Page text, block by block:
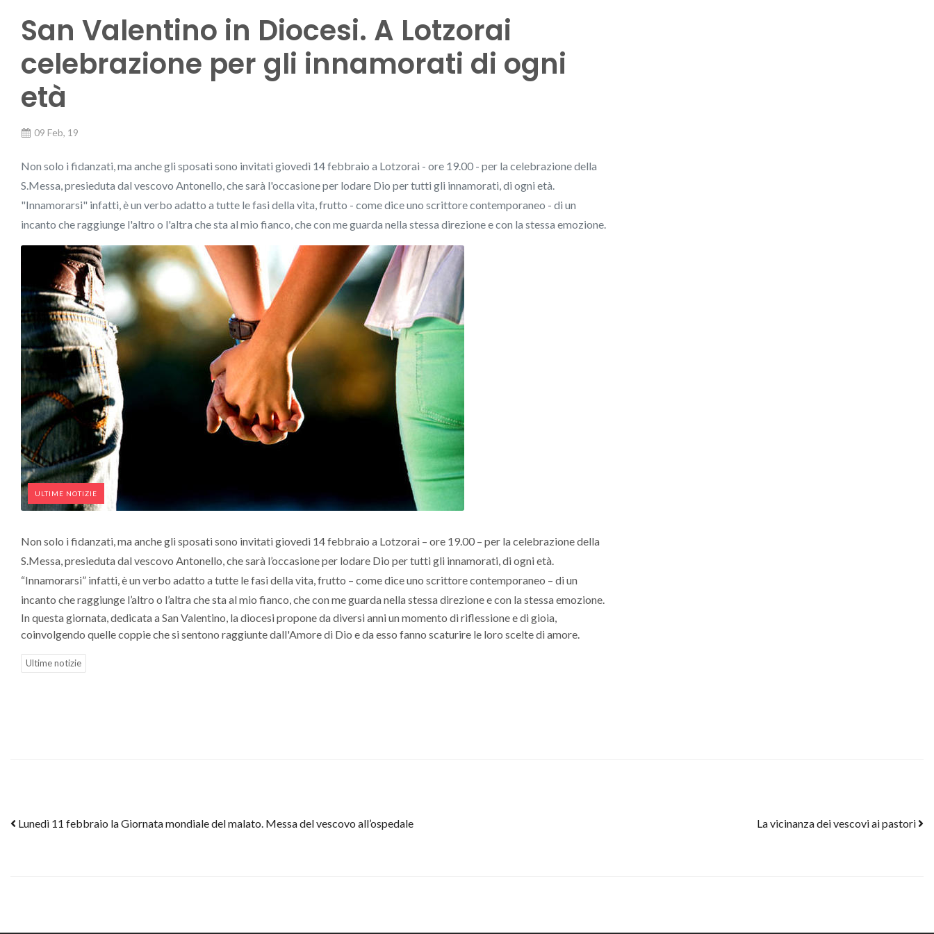
San Valentino in Diocesi. A Lotzorai
celebrazione per gli innamorati di ogni
età
09 Feb, 19
Non solo i fidanzati, ma anche gli sposati sono invitati giovedì 14 febbraio a Lotzorai - ore 19.00 - per la celebrazione della
S.Messa, presieduta dal vescovo Antonello, che sarà l'occasione per lodare Dio per tutti gli innamorati, di ogni età.
"Innamorarsi" infatti, è un verbo adatto a tutte le fasi della vita, frutto - come dice uno scrittore contemporaneo - di un
incanto che raggiunge l'altro o l'altra che sta al mio fianco, che con me guarda nella stessa direzione e con la stessa emozione.
ULTIME NOTIZIE
Non solo i fidanzati, ma anche gli sposati sono invitati giovedì 14 febbraio a Lotzorai – ore 19.00 – per la celebrazione della
S.Messa, presieduta dal vescovo Antonello, che sarà l’occasione per lodare Dio per tutti gli innamorati, di ogni età.
“Innamorarsi” infatti, è un verbo adatto a tutte le fasi della vita, frutto – come dice uno scrittore contemporaneo – di un
incanto che raggiunge l’altro o l’altra che sta al mio fianco, che con me guarda nella stessa direzione e con la stessa emozione.
In questa giornata, dedicata a San Valentino, la diocesi propone da diversi anni un momento di riflessione e di gioia,
coinvolgendo quelle coppie che si sentono raggiunte dall'Amore di Dio e da esso fanno scaturire le loro scelte di amore.
Ultime notizie
Post navigation
Lunedì 11 febbraio la Giornata mondiale del malato. Messa del vescovo all’ospedale La vicinanza dei vescovi ai pastori